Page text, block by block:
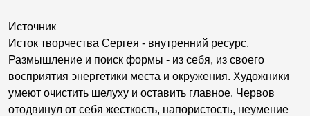
Источник
Исток творчества Сергея - внутренний ресурс.
Размышление и поиск формы - из себя, из своего
восприятия энергетики места и окружения. Художники
умеют очистить шелуху и оставить главное. Червов
отодвинул от себя жесткость, напористость, неумение